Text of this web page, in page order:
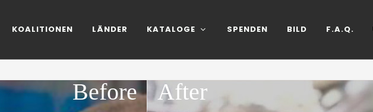
KOALITIONEN LÄNDER KATALOGE SPENDEN BILD F.A.Q.
After
Before